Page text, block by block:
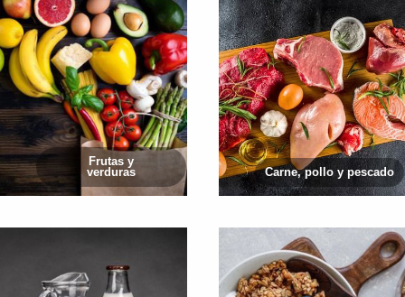
Frutas y
verduras
Carne, pollo y pescado